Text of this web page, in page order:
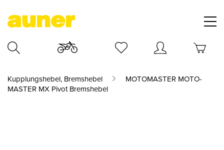
Kupplungshebel, Bremshebel
MOTOMASTER MOTO-
MASTER MX Pivot Bremshebel